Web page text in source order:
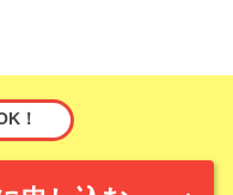
！